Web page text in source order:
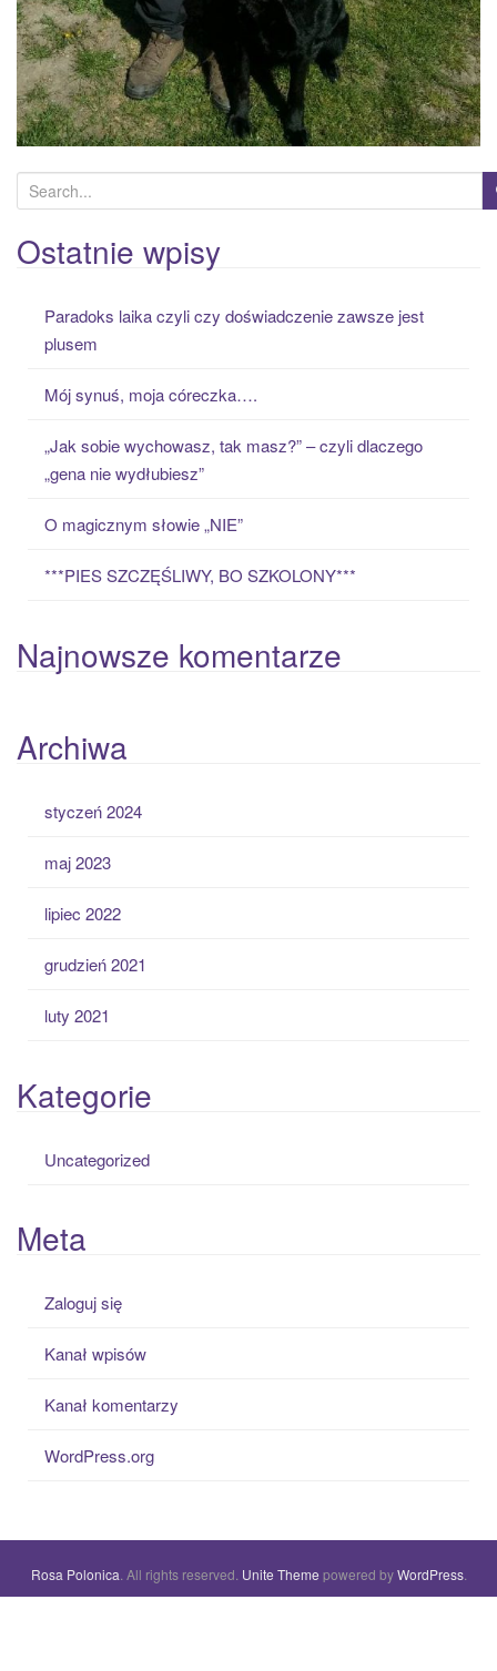
e
a
r
Ostatnie wpisy
Paradoks laika czyli czy doświadczenie zawsze jest
plusem
Mój synuś, moja córeczka….
„Jak sobie wychowasz, tak masz?” – czyli dlaczego
„gena nie wydłubiesz”
O magicznym słowie „NIE”
***PIES SZCZĘŚLIWY, BO SZKOLONY***
Najnowsze komentarze
Archiwa
styczeń 2024
maj 2023
lipiec 2022
grudzień 2021
luty 2021
Kategorie
Uncategorized
Meta
Zaloguj się
Kanał wpisów
Kanał komentarzy
WordPress.org
Rosa Polonica . All rights reserved. Unite Theme powered byWordPress.